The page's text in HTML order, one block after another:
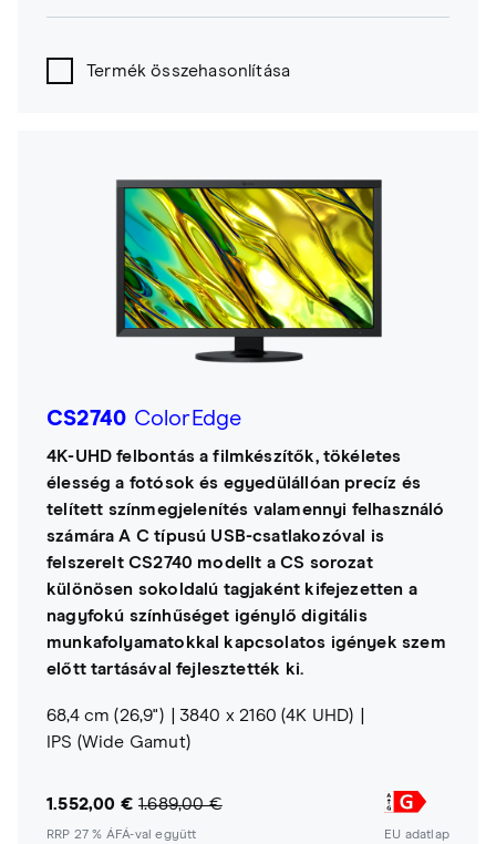
Termék összehasonlítása
CS2740 ColorEdge
4K-UHD felbontás a filmkészítők, tökéletes
élesség a fotósok és egyedülállóan precíz és
telített színmegjelenítés valamennyi felhasználó
számára A C típusú USB-csatlakozóval is
felszerelt CS2740 modellt a CS sorozat
különösen sokoldalú tagjaként kifejezetten a
nagyfokú színhűséget igénylő digitális
munkafolyamatokkal kapcsolatos igények szem
előtt tartásával fejlesztették ki.
68,4 cm (26,9")
3840 x 2160 (4K UHD)
IPS (Wide Gamut)
1.552,00 € 1.689,00 €
RRP 27 % ÁFÁ-val együtt EU adatlap